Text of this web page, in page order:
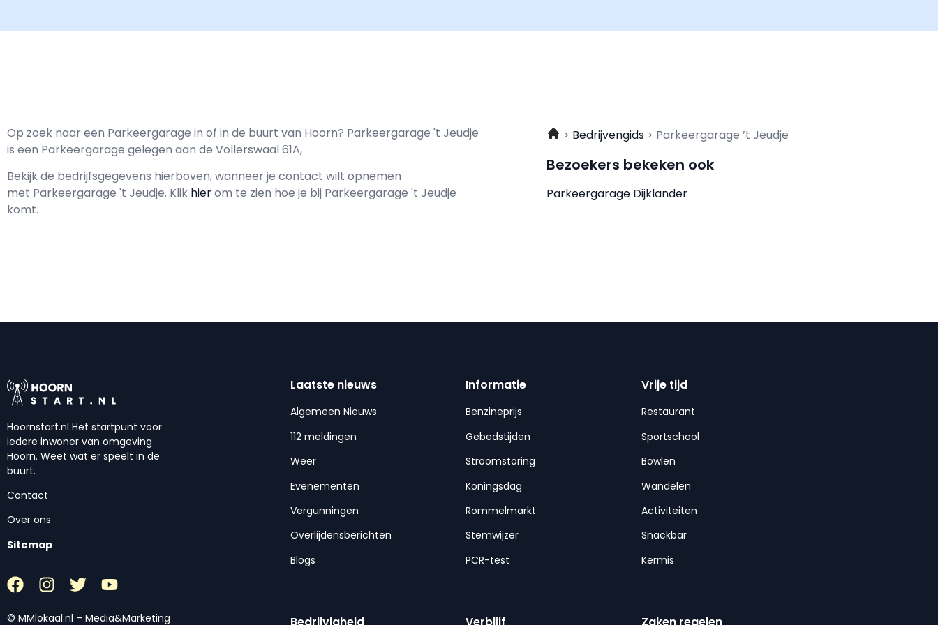
Op zoek naar een Parkeergarage in of in de buurt van Hoorn? Parkeergarage 't Jeudje
is een Parkeergarage gelegen aan de Vollerswaal 61A,
Bekijk de bedrijfsgegevens hierboven, wanneer je contact wilt opnemen
met Parkeergarage 't Jeudje. Klik hierom te zien hoe je bij Parkeergarage 't Jeudje
komt.
Bedrijvengids Parkeergarage ’t Jeudje
Bezoekers bekeken ook
Parkeergarage Dijklander
Hoornstart.nl Het startpunt voor
iedere inwoner van omgeving
Hoorn. Weet wat er speelt in de
buurt.
Contact
Over ons
Sitemap
© MMlokaal.nl – Media&Marketing
Laatste nieuws
Algemeen Nieuws
112 meldingen
Weer
Evenementen
Vergunningen
Overlijdensberichten
Blogs
Informatie
Benzineprijs
Gebedstijden
Stroomstoring
Koningsdag
Rommelmarkt
Stemwijzer
PCR-test
Vrije tijd
Restaurant
Sportschool
Bowlen
Wandelen
Activiteiten
Snackbar
Kermis